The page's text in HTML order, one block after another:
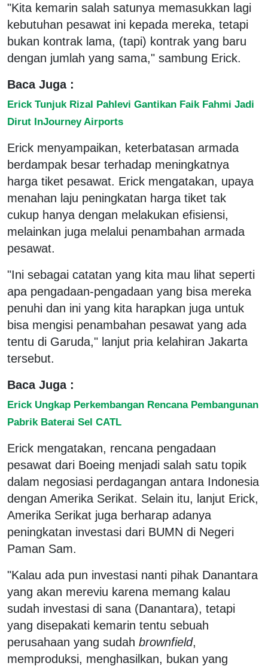
"Kita kemarin salah satunya memasukkan lagi
kebutuhan pesawat ini kepada mereka, tetapi
bukan kontrak lama, (tapi) kontrak yang baru
dengan jumlah yang sama," sambung Erick.
Baca Juga :
Erick Tunjuk Rizal Pahlevi Gantikan Faik Fahmi Jadi
Dirut InJourney Airports
Erick menyampaikan, keterbatasan armada
berdampak besar terhadap meningkatnya
harga tiket pesawat. Erick mengatakan, upaya
menahan laju peningkatan harga tiket tak
cukup hanya dengan melakukan efisiensi,
melainkan juga melalui penambahan armada
pesawat.
"Ini sebagai catatan yang kita mau lihat seperti
apa pengadaan-pengadaan yang bisa mereka
penuhi dan ini yang kita harapkan juga untuk
bisa mengisi penambahan pesawat yang ada
tentu di Garuda," lanjut pria kelahiran Jakarta
tersebut.
Baca Juga :
Erick Ungkap Perkembangan Rencana Pembangunan
Pabrik Baterai Sel CATL
Erick mengatakan, rencana pengadaan
pesawat dari Boeing menjadi salah satu topik
dalam negosiasi perdagangan antara Indonesia
dengan Amerika Serikat. Selain itu, lanjut Erick,
Amerika Serikat juga berharap adanya
peningkatan investasi dari BUMN di Negeri
Paman Sam.
"Kalau ada pun investasi nanti pihak Danantara
yang akan mereviu karena memang kalau
sudah investasi di sana (Danantara), tetapi
yang disepakati kemarin tentu sebuah
perusahaan yang sudah brownfield,
memproduksi, menghasilkan, bukan yang